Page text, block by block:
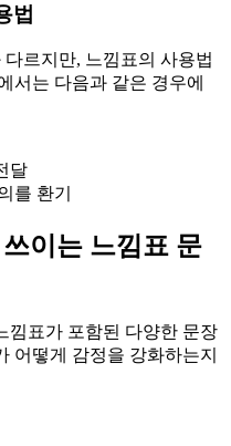
법
르지만, 느낌표의 사용법
서는 다음과 같은 경우에
달
를 환기
이는 느낌표 문
낌표가 포함된 다양한 문장
어떻게 감정을 강화하는지